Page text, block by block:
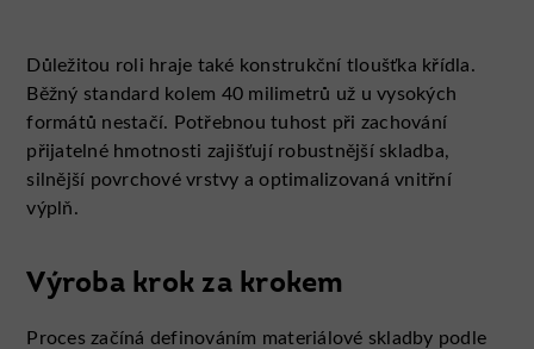
Důležitou roli hraje také konstrukční tloušťka křídla.
Běžný standard kolem 40 milimetrů už u vysokých
formátů nestačí. Potřebnou tuhost při zachování
přijatelné hmotnosti zajišťují robustnější skladba,
silnější povrchové vrstvy a optimalizovaná vnitřní
výplň.
Výroba krok za krokem
Proces začíná definováním materiálové skladby podle